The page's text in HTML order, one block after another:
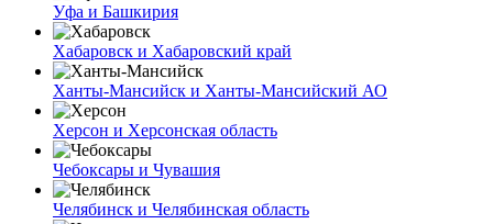
Уфа и Башкирия
Хабаровск и Хабаровский край
Ханты-Мансийск и Ханты-Мансийский АО
Херсон и Херсонская область
Чебоксары и Чувашия
Челябинск и Челябинская область